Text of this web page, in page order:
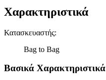
Χαρακτηριστικά
Κατασκευαστής:
Bag to Bag
Βασικά Χαρακτηριστικά